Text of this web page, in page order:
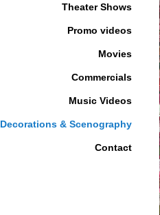
Theater Shows
Promo videos
Movies
Commercials
Music Videos
Decorations & Scenography
Contact